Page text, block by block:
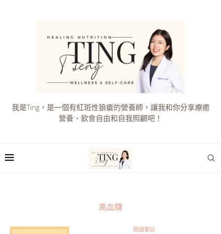
我是Ting，是一個有紅斑性狼瘡的營養師，讓我和你分享療癒
營養、飲食自由和自我照顧吧！
高血糖
閱讀筆記